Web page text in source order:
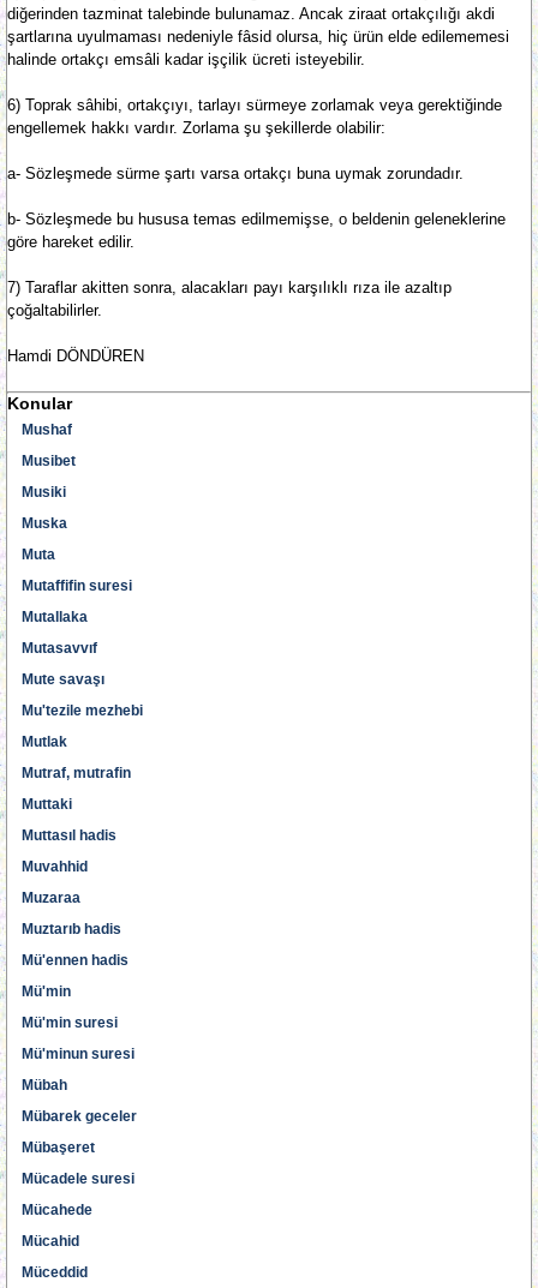
diğerinden tazminat talebinde bulunamaz. Ancak ziraat ortakçılığı akdi
şartlarına uyulmaması nedeniyle fâsid olursa, hiç ürün elde edilememesi
halinde ortakçı emsâli kadar işçilik ücreti isteyebilir.
6) Toprak sâhibi, ortakçıyı, tarlayı sürmeye zorlamak veya gerektiğinde
engellemek hakkı vardır. Zorlama şu şekillerde olabilir:
a- Sözleşmede sürme şartı varsa ortakçı buna uymak zorundadır.
b- Sözleşmede bu hususa temas edilmemişse, o beldenin geleneklerine
göre hareket edilir.
7) Taraflar akitten sonra, alacakları payı karşılıklı rıza ile azaltıp
çoğaltabilirler.
Hamdi DÖNDÜREN
Konular
Mushaf
Musibet
Musiki
Muska
Muta
Mutaffifin suresi
Mutallaka
Mutasavvıf
Mute savaşı
Mu'tezile mezhebi
Mutlak
Mutraf, mutrafin
Muttaki
Muttasıl hadis
Muvahhid
Muzaraa
Muztarıb hadis
Mü'ennen hadis
Mü'min
Mü'min suresi
Mü'minun suresi
Mübah
Mübarek geceler
Mübaşeret
Mücadele suresi
Mücahede
Mücahid
Müceddid